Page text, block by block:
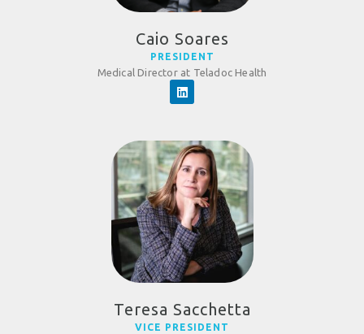
Caio Soares
PRESIDENT
Medical Director at Teladoc Health
Teresa Sacchetta
VICE PRESIDENT